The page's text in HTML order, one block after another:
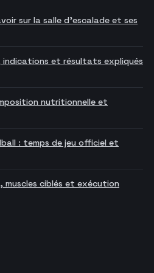
sur la salle d'escalade et ses
indications et résultats expliqués
nutritionnelle et
: temps de jeu officiel et
muscles ciblés et exécution